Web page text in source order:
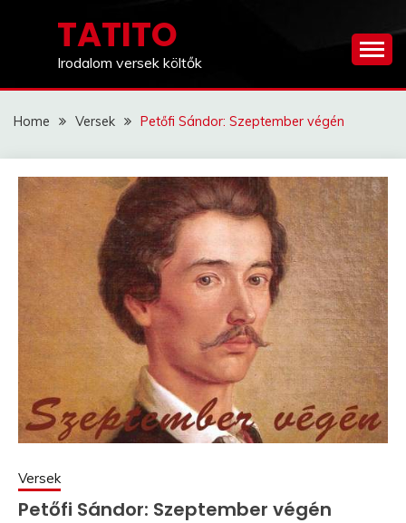
TATITO
Irodalom versek költők
Home Versek Petőfi Sándor: Szeptember végén
Versek
Petőfi Sándor: Szeptember végén